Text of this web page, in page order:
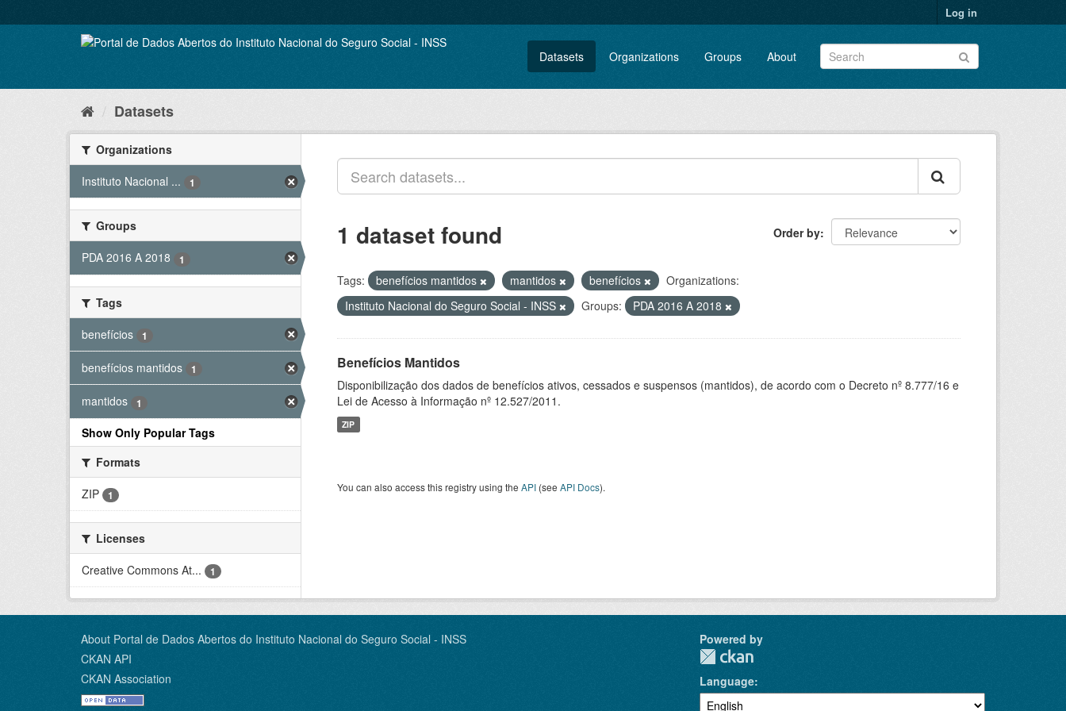
to
Log in
Datasets Organizations Groups About
Datasets
Organizations
Instituto Nacional ...
1
Groups
PDA 2016 A 2018
1
Tags
benefícios
1
benefícios mantidos 1
mantidos 1
Show Only Popular Tags
Formats
ZIP
1
Licenses
Creative Commons At...
1
Order by
1 dataset found
Tags: benefícios mantidos mantidos benefícios
Organizations:
Instituto Nacional do Seguro Social - INSS
Groups: PDA 2016 A 2018
Benefícios Mantidos
Disponibilização dos dados de benefícios ativos, cessados e suspensos (mantidos), de acordo com o Decreto nº 8.777/16 e
Lei de Acesso à Informação nº 12.527/2011.
ZIP
You can also access this registry using the API (see API Docs).
About Portal de Dados Abertos do Instituto Nacional do Seguro Social - INSS
CKAN API
CKAN Association
Powered by
Language